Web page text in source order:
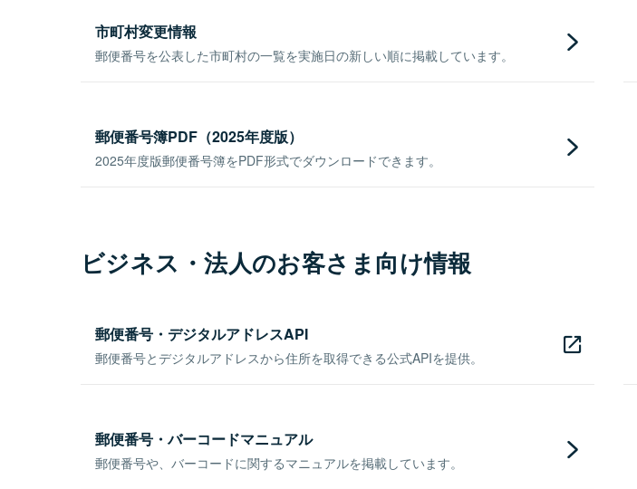
市町村変更情報
郵便番号を公表した市町村の一覧を実施日の新しい順に掲載しています。
郵便番号簿PDF（2025年度版）
2025年度版郵便番号簿をPDF形式でダウンロードできます。
ビジネス・法人のお客さま向け情報
郵便番号・デジタルアドレスAPI
郵便番号とデジタルアドレスから住所を取得できる公式APIを提供。
郵便番号・バーコードマニュアル
郵便番号や、バーコードに関するマニュアルを掲載しています。